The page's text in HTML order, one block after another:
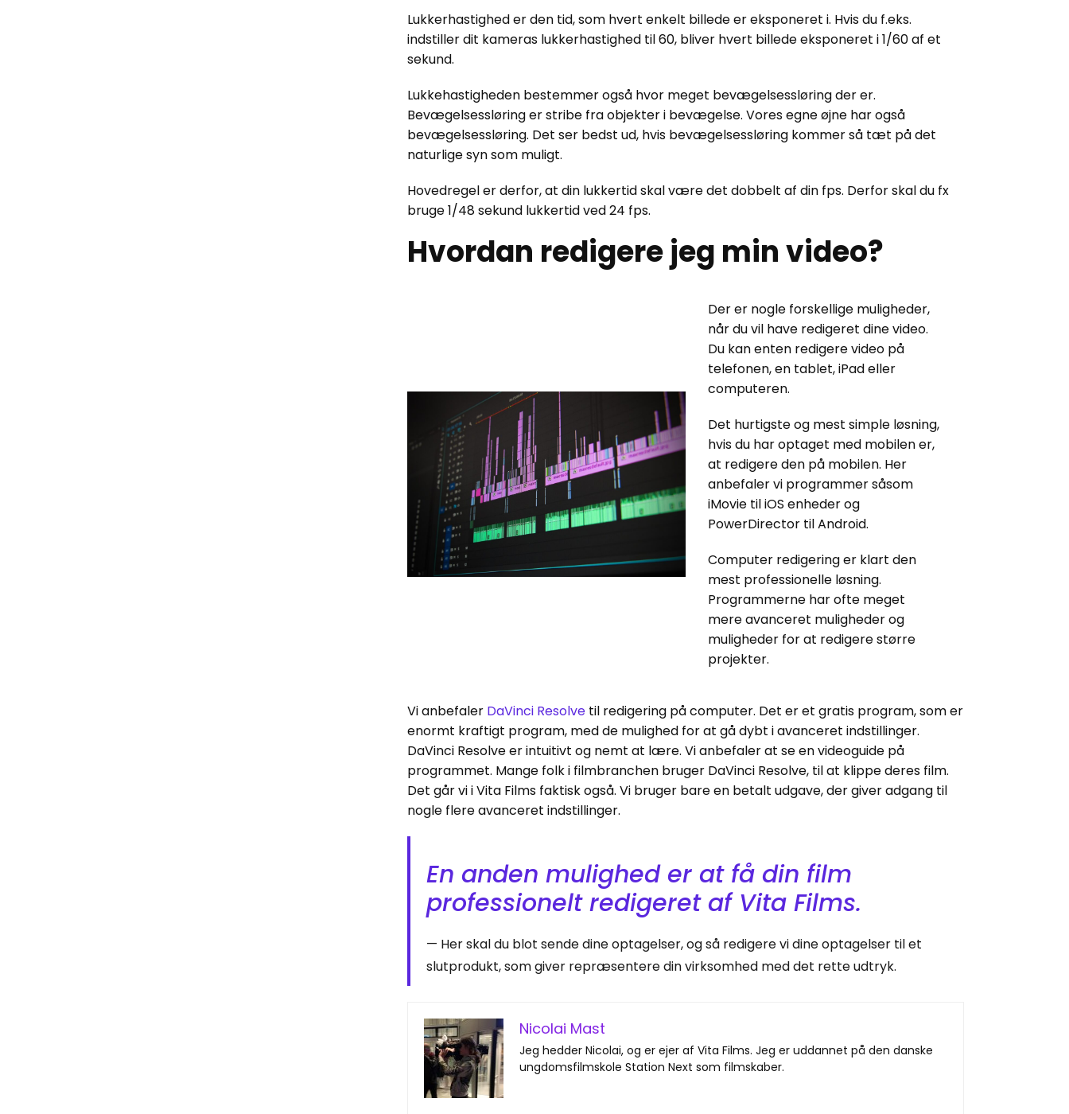
Lukkerhastighed er den tid, som hvert enkelt billede er eksponeret i. Hvis du f.eks.
indstiller dit kameras lukkerhastighed til 60, bliver hvert billede eksponeret i 1/60 af et
sekund.
Lukkehastigheden bestemmer også hvor meget bevægelsessløring der er.
Bevægelsessløring er stribe fra objekter i bevægelse. Vores egne øjne har også
bevægelsessløring. Det ser bedst ud, hvis bevægelsessløring kommer så tæt på det
naturlige syn som muligt.
Hovedregel er derfor, at din lukkertid skal være det dobbelt af din fps. Derfor skal du fx
bruge 1/48 sekund lukkertid ved 24 fps.
Hvordan redigere jeg min video?
Der er nogle forskellige muligheder,
når du vil have redigeret dine video.
Du kan enten redigere video på
telefonen, en tablet, iPad eller
computeren.
Det hurtigste og mest simple løsning,
hvis du har optaget med mobilen er,
at redigere den på mobilen. Her
anbefaler vi programmer såsom
iMovie til iOS enheder og
PowerDirector til Android.
Computer redigering er klart den
mest professionelle løsning.
Programmerne har ofte meget
mere avanceret muligheder og
muligheder for at redigere større
projekter.
Vi anbefaler DaVinci Resolve til redigering på computer. Det er et gratis program, som er
enormt kraftigt program, med de mulighed for at gå dybt i avanceret indstillinger.
DaVinci Resolve er intuitivt og nemt at lære. Vi anbefaler at se en videoguide på
programmet. Mange folk i filmbranchen bruger DaVinci Resolve, til at klippe deres film.
Det går vi i Vita Films faktisk også. Vi bruger bare en betalt udgave, der giver adgang til
nogle flere avanceret indstillinger.
En anden mulighed er at få din film
professionelt redigeret af Vita Films.
Her skal du blot sende dine optagelser, og så redigere vi dine optagelser til et
slutprodukt, som giver repræsentere din virksomhed med det rette udtryk.
Nicolai Mast
Jeg hedder Nicolai, og er ejer af Vita Films. Jeg er uddannet på den danske
ungdomsfilmskole Station Next som filmskaber.